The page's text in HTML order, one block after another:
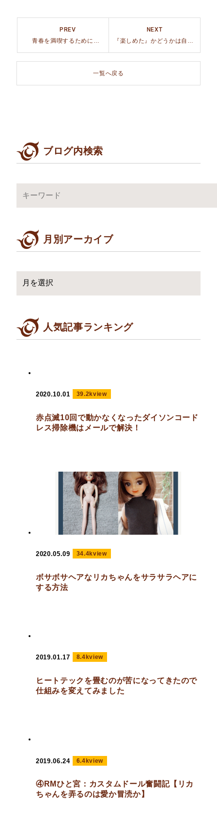
NEXT
PREV
一覧へ戻る
ブログ内検索
月別アーカイブ
人気記事ランキング
2020.10.01 39.2kview
赤点滅10回で動かなくなったダイソンコード
レス掃除機はメールで解決！
2020.05.09 34.4kview
ボサボサヘアなリカちゃんをサラサラヘアに
する方法
2019.01.17 8.4kview
ヒートテックを畳むのが苦になってきたので
仕組みを変えてみました
2019.06.24 6.4kview
④RMひと宮：カスタムドール奮闘記【リカ
ちゃんを弄るのは愛か冒涜か】